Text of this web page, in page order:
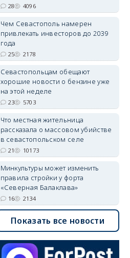
28 4096
Чем Севастополь намерен
привлекать инвесторов до 2039
года
25 2178
Севастопольцам обещают
хорошие новости о бензине уже
на этой неделе
23 5703
Что местная жительница
рассказала о массовом убийстве
в севастопольском селе
21 10173
Минкультуры может изменить
правила стройки у форта
«Северная Балаклава»
16 2134
Показать все новости